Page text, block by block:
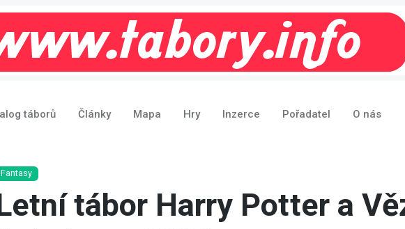
táborů Články Mapa Hry Inzerce Pořadatel O nás
Fantasy
tábor Harry Potter a